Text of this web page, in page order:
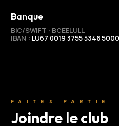
Banque
BIC/SWIFT : BCEELULL
IBAN : LU67 0019 3755 5346 5000
FAITES PARTIE
Joindre le club